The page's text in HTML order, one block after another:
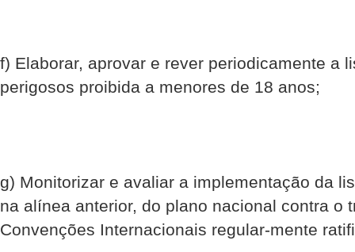
f) Elaborar, aprovar e rever periodicamente a
perigosos proibida a menores de 18 anos;
g) Monitorizar e avaliar a implementação da
na alínea anterior, do plano nacional contra o
Convenções Internacionais regular-mente